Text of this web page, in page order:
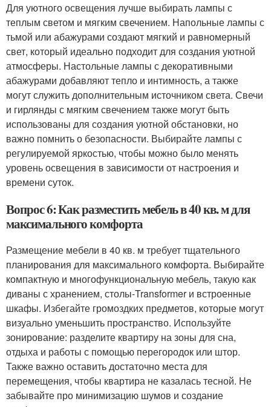
Для уютного освещения лучше выбирать лампы с
теплым светом и мягким свечением. Напольные лампы с
тьмой или абажурами создают мягкий и равномерный
свет, который идеально подходит для создания уютной
атмосферы. Настольные лампы с декоративными
абажурами добавляют тепло и интимность, а также
могут служить дополнительным источником света. Свечи
и гирлянды с мягким свечением также могут быть
использованы для создания уютной обстановки, но
важно помнить о безопасности. Выбирайте лампы с
регулируемой яркостью, чтобы можно было менять
уровень освещения в зависимости от настроения и
времени суток.
Вопрос 6: Как разместить мебель в 40 кв. м для
максимального комфорта
Размещение мебели в 40 кв. м требует тщательного
планирования для максимального комфорта. Выбирайте
компактную и многофункциональную мебель, такую как
диваны с хранением, столы-Transformer и встроенные
шкафы. Избегайте громоздких предметов, которые могут
визуально уменьшить пространство. Используйте
зонирование: разделите квартиру на зоны для сна,
отдыха и работы с помощью перегородок или штор.
Также важно оставить достаточно места для
перемещения, чтобы квартира не казалась тесной. Не
забывайте про минимизацию шумов и создание